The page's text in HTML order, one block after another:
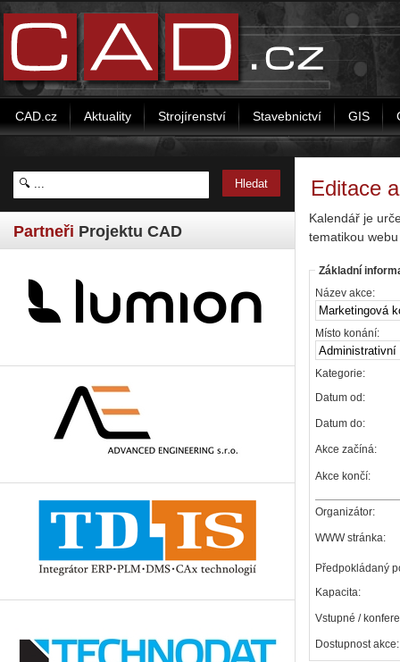
CAD.cz Aktuality Strojírenství Stavebnictví GIS
Partneři Projektu CAD
Editace
Kalendář je
tematikou
Základní
Název akce:
Místo konání:
Kategorie:
Datum od:
Datum do:
Akce začíná:
Akce končí:
Organizátor:
WWW stránka:
Předpokládaný
Kapacita:
Vstupné /
Dostupnost akce: